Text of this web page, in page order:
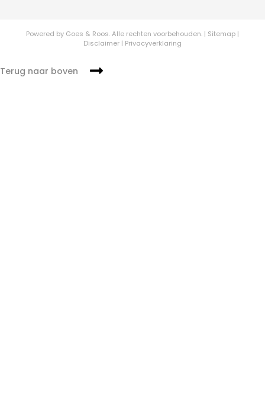
Powered by Goes & Roos.Alle rechten voorbehouden. | Sitemap |
Disclaimer | Privacyverklaring